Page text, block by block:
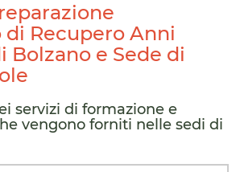
Recupero Anni
Bolzano e Sede di
servizi di formazione e
vengono forniti nelle sedi di